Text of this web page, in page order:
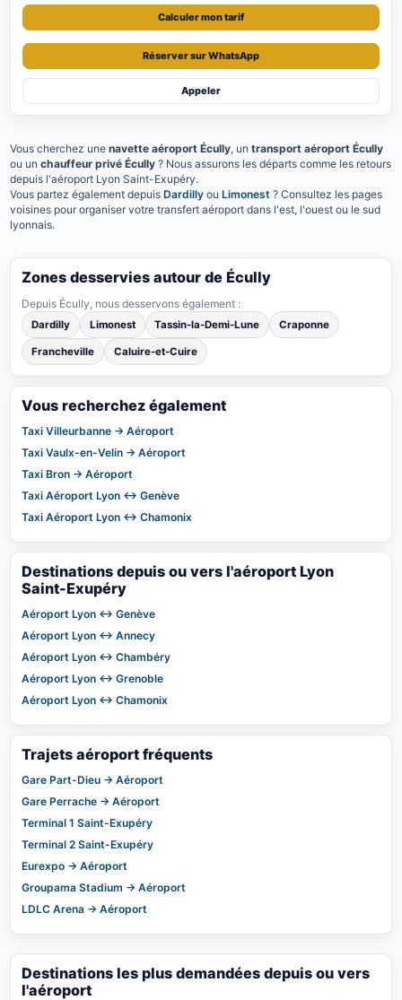
Calculer mon tarif
Réserver sur WhatsApp
Appeler
Vous cherchez unenavette aéroport Écully, untransport aéroport Écully
ou unchauffeur privé Écully ? Nous assurons les départs comme les retours
depuis l'aéroport Lyon Saint-Exupéry.
Vous partez également depuisDardilly ouLimonest ? Consultez les pages
voisines pour organiser votre transfert aéroport dans l'est, l'ouest ou le sud
lyonnais.
Zones desservies autour de Écully
Depuis Écully, nous desservons également :
Dardilly Limonest Tassin-la-Demi-Lune Craponne
Francheville Caluire-et-Cuire
Vous recherchez également
Taxi Villeurbanne → Aéroport
Taxi Vaulx-en-Velin → Aéroport
Taxi Bron → Aéroport
Taxi Aéroport Lyon ↔ Genève
Taxi Aéroport Lyon ↔ Chamonix
Destinations depuis ou vers l'aéroport Lyon
Saint-Exupéry
Aéroport Lyon ↔ Genève
Aéroport Lyon ↔ Annecy
Aéroport Lyon ↔ Chambéry
Aéroport Lyon ↔ Grenoble
Aéroport Lyon ↔ Chamonix
Trajets aéroport fréquents
Gare Part-Dieu → Aéroport
Gare Perrache → Aéroport
Terminal 1 Saint-Exupéry
Terminal 2 Saint-Exupéry
Eurexpo → Aéroport
Groupama Stadium → Aéroport
LDLC Arena → Aéroport
Destinations les plus demandées depuis ou vers
l'aéroport